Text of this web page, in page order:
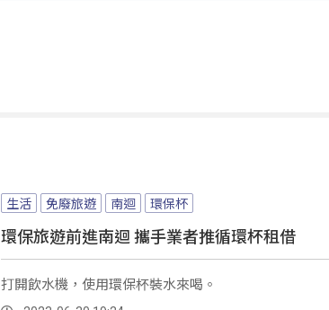
生活 免廢旅遊 南迴 環保杯
環保旅遊前進南迴 攜手業者推循環杯租借
打開飲水機，使用環保杯裝水來喝。